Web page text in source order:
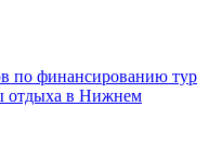
по финансированию тур
отдыха в Нижнем